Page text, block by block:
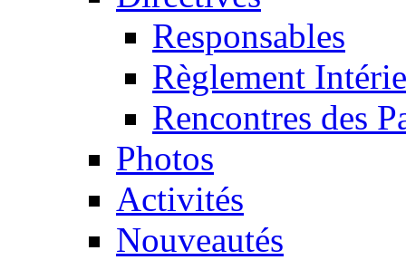
Responsables
Règlement
Rencontres des
Photos
Activités
Nouveautés